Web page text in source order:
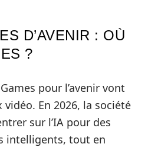
D’AVENIR : OÙ
?
pour l’avenir vont
En 2026, la société
sur l’IA pour des
intelligents, tout en